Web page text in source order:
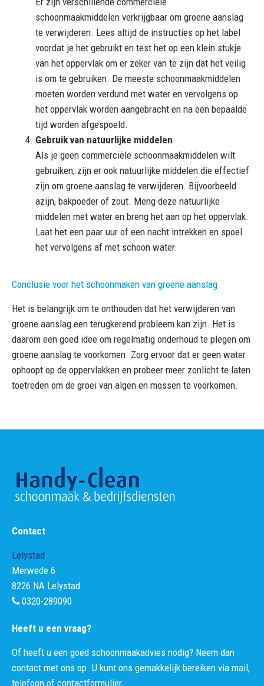
schoonmaakmiddelen verkrijgbaar om groene aanslag
te verwijderen. Lees altijd de instructies op het label
voordat je het gebruikt en test het op een klein stukje
van het oppervlak om er zeker van te zijn dat het veilig
is om te gebruiken. De meeste schoonmaakmiddelen
moeten worden verdund met water en vervolgens op
het oppervlak worden aangebracht en na een bepaalde
tijd worden afgespoeld.
Gebruik van natuurlijke middelen
Als je geen commerciële schoonmaakmiddelen wilt
gebruiken, zijn er ook natuurlijke middelen die effectief
zijn om groene aanslag te verwijderen. Bijvoorbeeld
azijn, bakpoeder of zout. Meng deze natuurlijke
middelen met water en breng het aan op het oppervlak.
Laat het een paar uur of een nacht intrekken en spoel
het vervolgens af met schoon water.
Conclusie voor het schoonmaken van groene aanslag
Het is belangrijk om te onthouden dat het verwijderen van
groene aanslag een terugkerend probleem kan zijn. Het is
daarom een goed idee om regelmatig onderhoud te plegen om
groene aanslag te voorkomen. Zorg ervoor dat er geen water
ophoopt op de oppervlakken en probeer meer zonlicht te laten
toetreden om de groei van algen en mossen te voorkomen.
Contact
Lelystad
Merwede 6
8226 NA Lelystad
0320-289090
Heeft u een vraag?
Of heeft u een goed schoonmaakadvies nodig? Neem dan
contact met ons op. U kunt ons gemakkelijk bereiken via mail,
telefoon of contactformulier.